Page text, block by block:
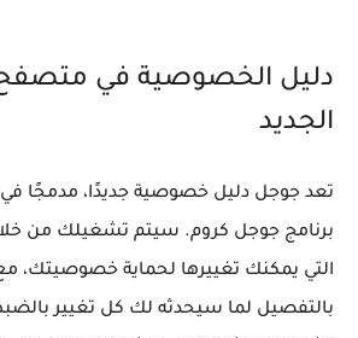
الجديد
تعد جوجل دليل خصوصية جديدًا، مدمجًا
برنامج جوجل كروم. سيتم تشغيلك من
التي يمكنك تغييرها لحماية خصوصيتك،
بالتفصيل لما سيحدثه لك كل تغيير